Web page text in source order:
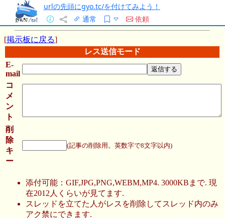
urlの先頭にgyo.tc/を付けてみよう！
通常
依頼